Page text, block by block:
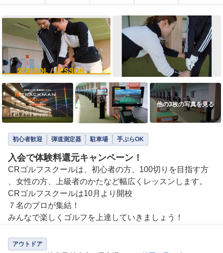
他の3枚の写真を見る
初心者歓迎 弾道測定器 駐車場 手ぶらOK
入会で体験料還元キャンペーン！
CRゴルフスクールは、初心者の方、100切りを目指す方
、女性の方、上級者のかたなど幅広くレッスンします。
CRゴルフスクールは10月より開校
７名のプロが集結！
アウトドア